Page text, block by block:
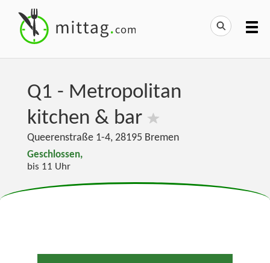
Q1 - Metropolitan
kitchen & bar
Queerenstraße 1-4, 28195 Bremen
Geschlossen,
bis 11 Uhr